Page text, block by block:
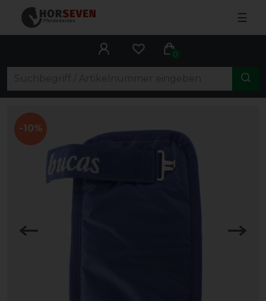
☰
0
-10%